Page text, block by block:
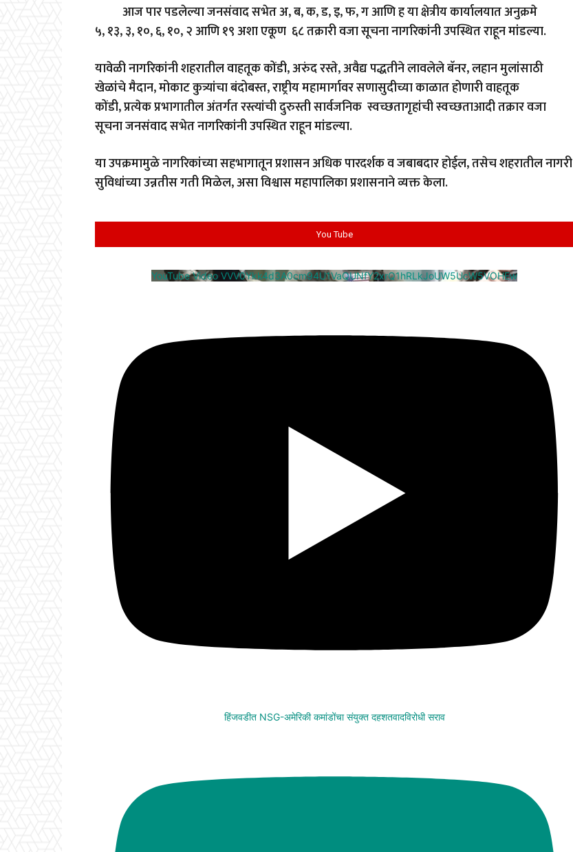
आज पार पडलेल्या जनसंवाद सभेत अ,ब,क,ड,इ,फ,ग आणि ह या क्षेत्रीय कार्यालयात अनुक्रमे
५,१३,३,१०,६,१०,२ आणि १९ अशा एकूण ६८ तक्रारी वजा सूचना नागरिकांनी उपस्थित राहून मांडल्या.
यावेळी नागरिकांनी शहरातील वाहतूक कोंडी,अरुंद रस्ते,अवैद्य पद्धतीने लावलेले बॅनर,लहान मुलांसाठी
खेळांचे मैदान,मोकाट कुत्र्यांचा बंदोबस्त,राष्ट्रीय महामार्गावर सणासुदीच्या काळात होणारी वाहतूक
कोंडी,प्रत्येक प्रभागातील अंतर्गत रस्त्यांची दुरुस्ती सार्वजनिक स्वच्छतागृहांची स्वच्छताआदी तक्रार वजा
सूचना जनसंवाद सभेत नागरिकांनी उपस्थित राहून मांडल्या.
या उपक्रमामुळे नागरिकांच्या सहभागातून प्रशासन अधिक पारदर्शक व जबाबदार होईल,तसेच शहरातील नागरी
सुविधांच्या उन्नतीस गती मिळेल,असा विश्वास महापालिका प्रशासनाने व्यक्त केला.
You Tube
YouTube Video VVV0Ykk4d3A0cm94U1VaQUNfY2xrQ1hRLkJoUW5UcW5VOHEw
हिंजवडीत NSG-अमेरिकी कमांडोंचा संयुक्त दहशतवादविरोधी सराव